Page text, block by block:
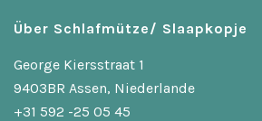
Über Schlafmütze/ Slaapkopje
George Kiersstraat 1
9403BR Assen, Niederlande
+31 592 -25 05 45